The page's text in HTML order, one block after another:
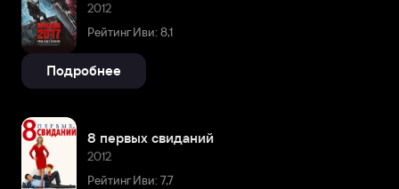
2012
Рейтинг Иви: 8,1
Подробнее
8 первых свиданий
2012
Рейтинг Иви: 7,7